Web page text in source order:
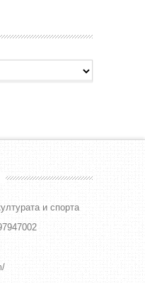
и спорта